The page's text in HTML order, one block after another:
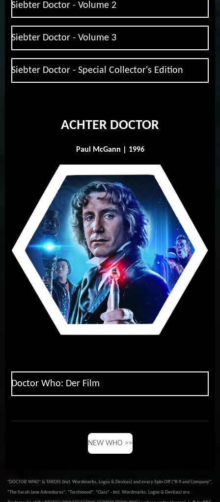
Siebter Doctor - Volume 2
Siebter Doctor - Volume 3
Siebter Doctor - Special Collector's Edition
ACHTER DOCTOR
Paul McGann | 1996
Doctor Who: Der Film
NEW WHO >>
"DOCTOR WHO" & TARDIS (incl. Wordmarks, Logos & Devices) and every Spin-Off ("K-9 and Company",
"The Sarah Jane Adventures", "Torchwood", "Class" - incl. Wordmarks, Logos & Devices) are